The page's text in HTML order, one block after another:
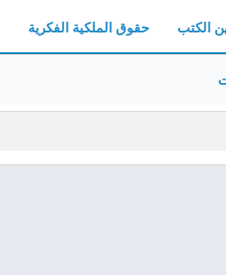
الكتب حقوق الملكية الفكرية